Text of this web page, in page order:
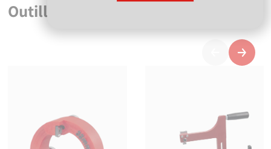
Outillage de mise en oeuvre
Précédent